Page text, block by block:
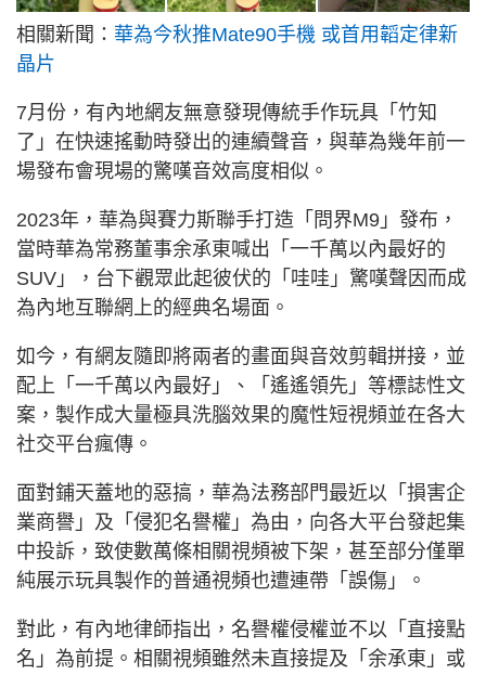
相關新聞： 華為今秋推Mate90手機 或首用韜定律新
晶片
7月份，有內地網友無意發現傳統手作玩具「竹知
了」在快速搖動時發出的連續聲音，與華為幾年前一
場發布會現場的驚嘆音效高度相似。
2023年，華為與賽力斯聯手打造「問界M9」發布，
當時華為常務董事余承東喊出「一千萬以內最好的
SUV」，台下觀眾此起彼伏的「哇哇」驚嘆聲因而成
為內地互聯網上的經典名場面。
如今，有網友隨即將兩者的畫面與音效剪輯拼接，並
配上「一千萬以內最好」、「遙遙領先」等標誌性文
案，製作成大量極具洗腦效果的魔性短視頻並在各大
社交平台瘋傳。
面對鋪天蓋地的惡搞，華為法務部門最近以「損害企
業商譽」及「侵犯名譽權」為由，向各大平台發起集
中投訴，致使數萬條相關視頻被下架，甚至部分僅單
純展示玩具製作的普通視頻也遭連帶「誤傷」。
對此，有內地律師指出，名譽權侵權並不以「直接點
名」為前提。相關視頻雖然未直接提及「余承東」或